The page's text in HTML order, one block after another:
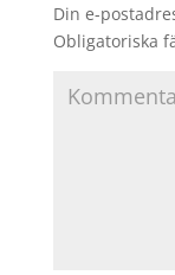
Din e-
Obligatoriska